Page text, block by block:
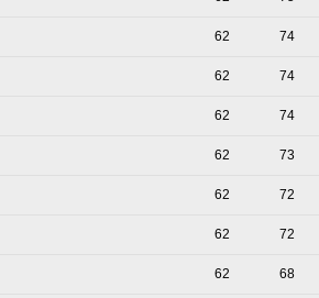
62 74
62 74
62 74
62 73
62 72
62 72
62 68